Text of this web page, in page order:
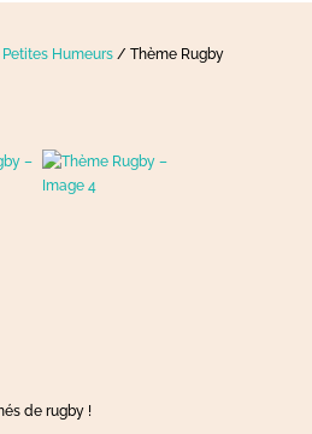
Petites Humeurs/ Thème Rugby
de rugby !